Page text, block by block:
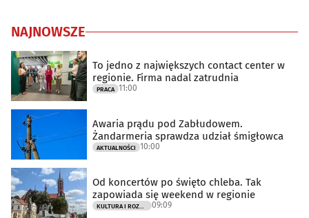
NAJNOWSZE
To jedno z największych contact center w
regionie. Firma nadal zatrudnia
PRACA 11:00
Awaria prądu pod Zabłudowem.
Żandarmeria sprawdza udział śmigłowca
AKTUALNOŚCI 10:00
Od koncertów po święto chleba. Tak
zapowiada się weekend w regionie
09:09